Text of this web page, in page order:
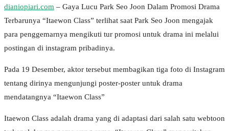
dianiopiari.com – Gaya Lucu Park Seo Joon Dalam Promosi Drama
Terbarunya “Itaewon Class” terlihat saat Park Seo Joon mengajak
para penggemarnya mengikuti tur promosi untuk drama ini melalui
postingan di instagram pribadinya.
Pada 19 Desember, aktor tersebut membagikan tiga foto di Instagram
tentang dirinya mengunjungi poster-poster untuk drama
mendatangnya “Itaewon Class”
Itaewon Class adalah drama yang di adaptasi dari salah satu webtoon